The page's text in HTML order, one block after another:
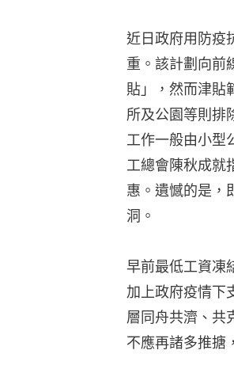
近日政府用防疫
重。該計劃向前
貼」，然而津貼
所及公園等則排
工作一般由小型
工總會陳秋成就
惠。遺憾的是，
洞。
早前最低工資凍
加上政府疫情下
層同舟共濟、共
不應再諸多推搪